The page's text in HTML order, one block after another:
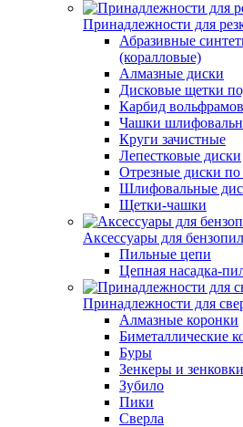
Принадлежности для
Абразивные
(коралловые)
Алмазные диски
Дисковые щетки
Карбид
Чашки
Круги зачистные
Лепестковые диски
Отрезные диски по
Шлифовальные
Щетки-чашки
Аксессуары для
Пильные цепи
Цепная насадка-
Принадлежности для
Алмазные коронки
Биметаллические
Буры
Зенкеры и зенковки
Зубило
Пики
Сверла